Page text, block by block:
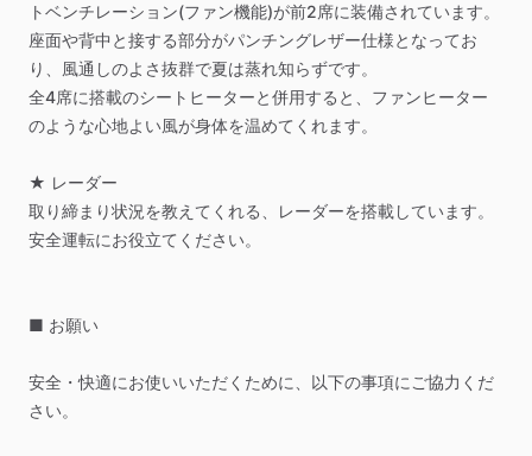
トベンチレーション(ファン機能)が前2席に装備されています。
座面や背中と接する部分がパンチングレザー仕様となってお
り、風通しのよさ抜群で夏は蒸れ知らずです。
全4席に搭載のシートヒーターと併用すると、ファンヒーター
のような心地よい風が身体を温めてくれます。
★ レーダー
取り締まり状況を教えてくれる、レーダーを搭載しています。
安全運転にお役立てください。
■ お願い
安全・快適にお使いいただくために、以下の事項にご協力くだ
さい。